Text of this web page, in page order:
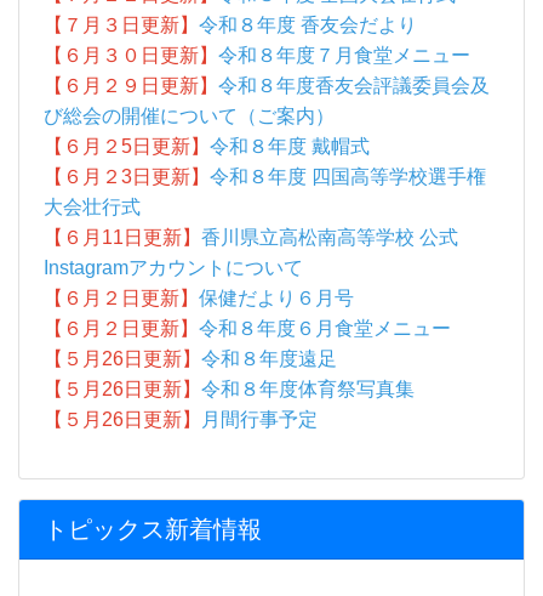
【７月３日更新】 令和８年度 香友会だより
【６月３０日更新】 令和８年度７月食堂メニュー
【６月２９日更新】 令和８年度香友会評議委員会及
び総会の開催について（ご案内）
【６月２5日更新】 令和８年度 戴帽式
【６月２3日更新】 令和８年度 四国高等学校選手権
大会壮行式
【６月11日更新】 香川県立高松南高等学校 公式
Instagramアカウントについて
【６月２日更新】 保健だより６月号
【６月２日更新】 令和８年度６月食堂メニュー
【５月26日更新】 令和８年度遠足
【５月26日更新】 令和８年度体育祭写真集
【５月26日更新】
月間行事予定
トピックス新着情報